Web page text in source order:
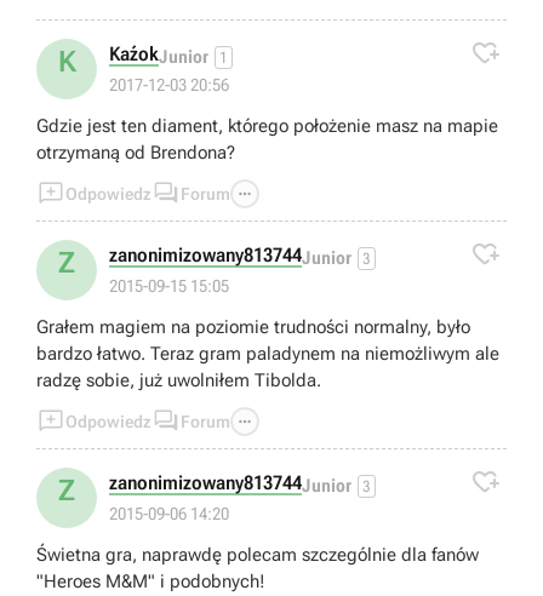
K KaźokJunior 1
2017-12-03 20:56

Gdzie jest ten diament, którego położenie masz na mapie
otrzymaną od Brendona?
Odpowiedz  Forum 
Z zanonimizowany813744Junior 3
2015-09-15 15:05

Grałem magiem na poziomie trudności normalny, było
bardzo łatwo. Teraz gram paladynem na niemożliwym ale
radzę sobie, już uwolniłem Tibolda.
Odpowiedz  Forum 
Z zanonimizowany813744Junior 3
2015-09-06 14:20

Świetna gra, naprawdę polecam szczególnie dla fanów
"Heroes M&M" i podobnych!